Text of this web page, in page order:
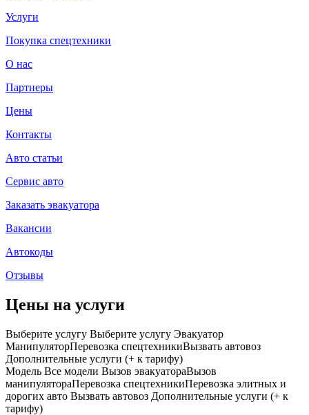
Услуги
Покупка спецтехники
О нас
Партнеры
Цены
Контакты
Авто статьи
Сервис авто
Заказать эвакуатора
Вакансии
Автокоды
Отзывы
Цены на услуги
Выберите услугу Выберите услугу Эвакуатор
МанипуляторПеревозка спецтехникиВызвать автовоз
Дополнительные услуги (+ к тарифу)
Модель Все модели Вызов эвакуатораВызов
манипулятораПеревозка спецтехникиПеревозка элитных и
дорогих авто Вызвать автовоз Дополнительные услуги (+ к
тарифу)